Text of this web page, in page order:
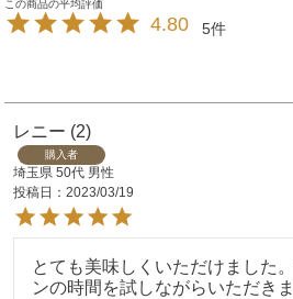
4.80 5
レニー 2
購入者
埼玉県 50代 男性
投稿日
2023/03/19
とても美味しくいただけました
ンの時間を試しながらいただきま